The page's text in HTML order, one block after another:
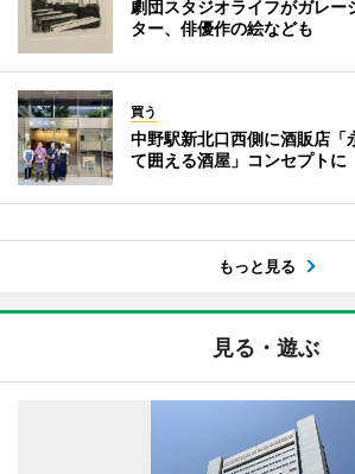
劇団スタジオライフがガレ
ター、俳優作の絵なども
買う
中野駅新北口西側に酒販店
て囲える酒屋」コンセプトに
もっと見る
見る・遊ぶ